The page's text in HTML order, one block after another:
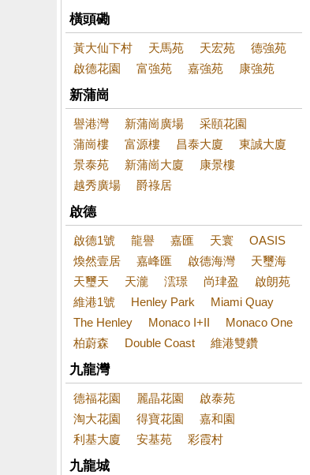
橫頭磡
黃大仙下村 天馬苑 天宏苑
德強苑
啟德花園
富強苑 嘉強苑 康強苑
新蒲崗
譽港灣 新蒲崗廣場
采頤花園
蒲崗樓
富源樓 昌泰大廈
東誠大廈
景泰苑
新蒲崗大廈
康景樓
越秀廣場
爵祿居
啟德
啟德1號 龍譽 嘉匯 天寰
OASIS
煥然壹居
嘉峰匯 啟德海灣
天璽海
天璽天
天瀧 澐璟 尚珒盈
啟朗苑
維港1號
Henley Park
Miami Quay
The Henley
Monaco I+II
Monaco One
柏蔚森
Double Coast 維港雙鑽
九龍灣
德福花園 麗晶花園
啟泰苑
淘大花園
得寶花園
嘉和園
利基大廈
安基苑 彩霞村
九龍城